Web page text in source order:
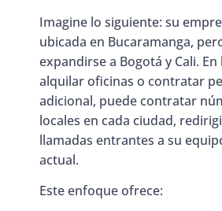
Imagine lo siguiente: su
ubicada en Bucaramanga,
expandirse a Bogotá y Cali.
alquilar oficinas o contratar
adicional, puede contratar
locales en cada ciudad,
llamadas entrantes a su
actual.
Este enfoque ofrece: